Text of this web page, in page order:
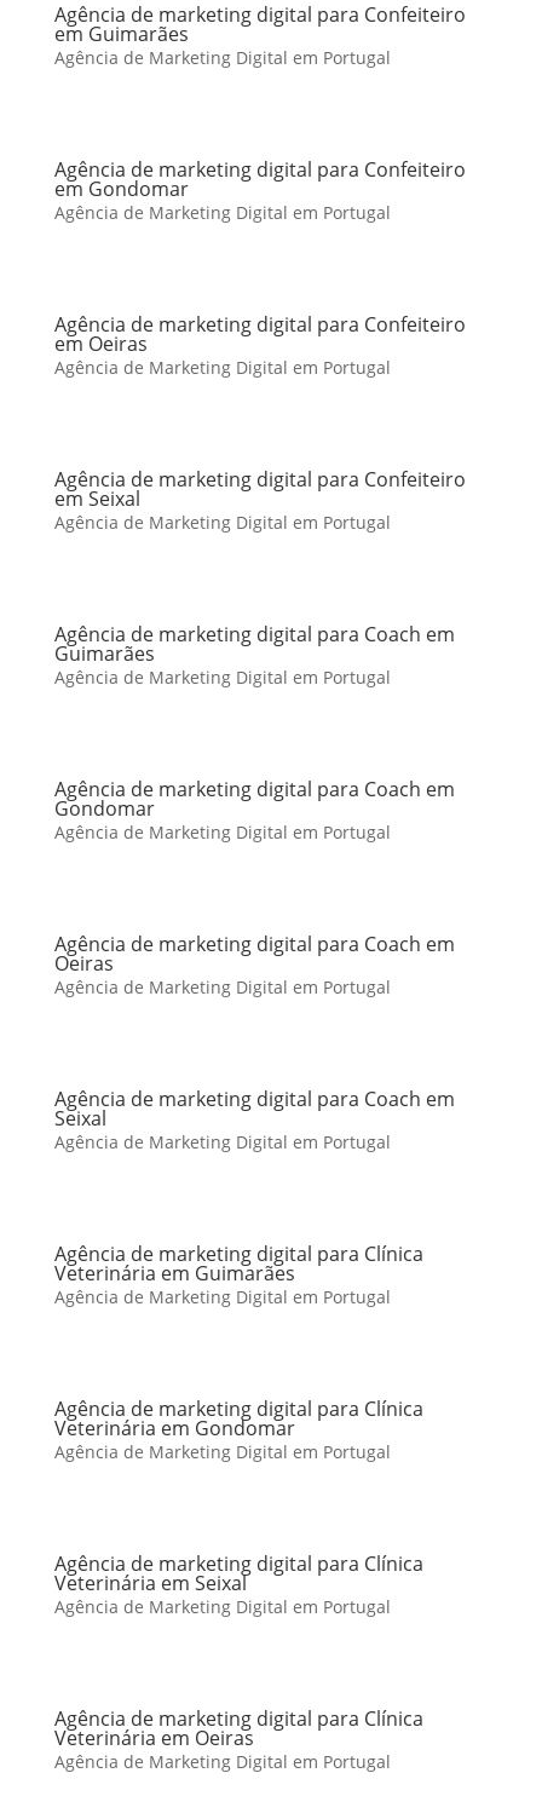
Agência de marketing digital para Confeiteiro
em Guimarães
Agência de Marketing Digital em Portugal
Agência de marketing digital para Confeiteiro
em Gondomar
Agência de Marketing Digital em Portugal
Agência de marketing digital para Confeiteiro
em Oeiras
Agência de Marketing Digital em Portugal
Agência de marketing digital para Confeiteiro
em Seixal
Agência de Marketing Digital em Portugal
Agência de marketing digital para Coach em
Guimarães
Agência de Marketing Digital em Portugal
Agência de marketing digital para Coach em
Gondomar
Agência de Marketing Digital em Portugal
Agência de marketing digital para Coach em
Oeiras
Agência de Marketing Digital em Portugal
Agência de marketing digital para Coach em
Seixal
Agência de Marketing Digital em Portugal
Agência de marketing digital para Clínica
Veterinária em Guimarães
Agência de Marketing Digital em Portugal
Agência de marketing digital para Clínica
Veterinária em Gondomar
Agência de Marketing Digital em Portugal
Agência de marketing digital para Clínica
Veterinária em Seixal
Agência de Marketing Digital em Portugal
Agência de marketing digital para Clínica
Veterinária em Oeiras
Agência de Marketing Digital em Portugal